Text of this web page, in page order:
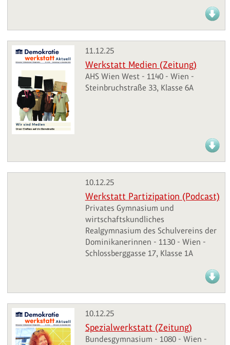
11.12.25
Werkstatt Medien (Zeitung)
AHS Wien West - 1140 - Wien -
Steinbruchstraße 33, Klasse 6A
10.12.25
Werkstatt Partizipation (Podcast)
Privates Gymnasium und
wirtschaftskundliches
Realgymnasium des Schulvereins der
Dominikanerinnen - 1130 - Wien -
Schlossberggasse 17, Klasse 1A
10.12.25
Spezialwerkstatt (Zeitung)
Bundesgymnasium - 1080 - Wien -